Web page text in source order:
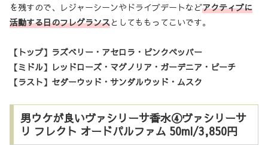
を残すので、レジャーシーンやドライブデートなどアクティブに
活動する日のフレグランスとしてももってこいです。
【トップ】ラズベリー・アセロラ・ピンクペッパー
【ミドル】レッドローズ・マグノリア・ガーデニア・ピーチ
【ラスト】セダーウッド・サンダルウッド・ムスク
男ウケが良いヴァシリーサ香水④ヴァシリーサ
リ フレクト オードパルファム 50ml/3,850円